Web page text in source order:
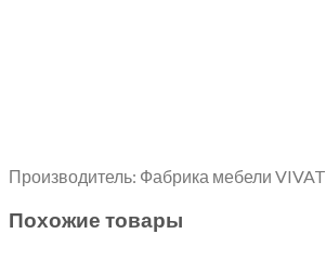
Производитель: Фабрика мебели VIVAT
Похожие товары